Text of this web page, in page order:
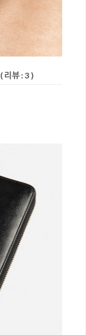
( 리뷰 : 3 )